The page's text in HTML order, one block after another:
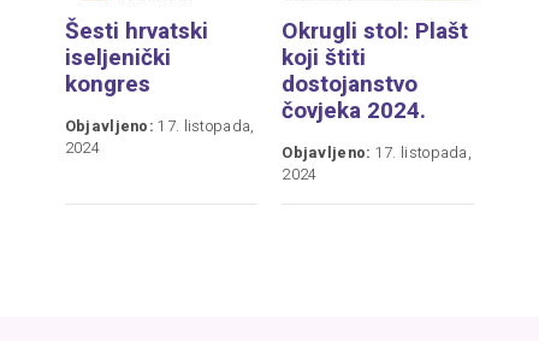
Šesti hrvatski
iseljenički
kongres
Objavljeno: 17. listopada,
2024
Okrugli stol: Plašt
koji štiti
dostojanstvo
čovjeka 2024.
Objavljeno: 17. listopada,
2024